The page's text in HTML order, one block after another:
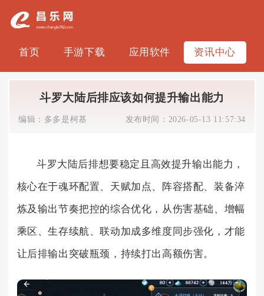
首页 手游下载 应用软件 资讯中心
斗罗大陆后排应该如何提升输出能力
编辑： 多多是柯基 发布时间： 2026-05-13 11:57:34
斗罗大陆后排想要稳定且高效提升输出能力，
核心在于魂环配置、天赋加点、阵容搭配、装备淬
炼及输出节奏把控的综合优化，从伤害基础、增幅
乘区、生存续航、联动加成多维度同步强化，才能
让后排输出突破瓶颈，持续打出高额伤害。